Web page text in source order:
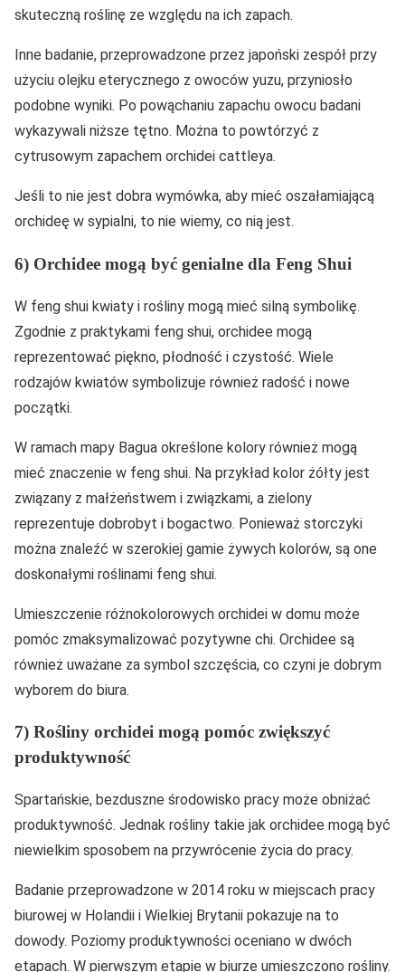
skuteczną roślinę ze względu na ich zapach.
Inne badanie, przeprowadzone przez japoński zespół przy
użyciu olejku eterycznego z owoców yuzu, przyniosło
podobne wyniki. Po powąchaniu zapachu owocu badani
wykazywali niższe tętno. Można to powtórzyć z
cytrusowym zapachem orchidei cattleya.
Jeśli to nie jest dobra wymówka, aby mieć oszałamiającą
orchideę w sypialni, to nie wiemy, co nią jest.
6) Orchidee mogą być genialne dla Feng Shui
W feng shui kwiaty i rośliny mogą mieć silną symbolikę.
Zgodnie z praktykami feng shui, orchidee mogą
reprezentować piękno, płodność i czystość. Wiele
rodzajów kwiatów symbolizuje również radość i nowe
początki.
W ramach mapy Bagua określone kolory również mogą
mieć znaczenie w feng shui. Na przykład kolor żółty jest
związany z małżeństwem i związkami, a zielony
reprezentuje dobrobyt i bogactwo. Ponieważ storczyki
można znaleźć w szerokiej gamie żywych kolorów, są one
doskonałymi roślinami feng shui.
Umieszczenie różnokolorowych orchidei w domu może
pomóc zmaksymalizować pozytywne chi. Orchidee są
również uważane za symbol szczęścia, co czyni je dobrym
wyborem do biura.
7) Rośliny orchidei mogą pomóc zwiększyć
produktywność
Spartańskie, bezduszne środowisko pracy może obniżać
produktywność. Jednak rośliny takie jak orchidee mogą być
niewielkim sposobem na przywrócenie życia do pracy.
Badanie przeprowadzone w 2014 roku w miejscach pracy
biurowej w Holandii i Wielkiej Brytanii pokazuje na to
dowody. Poziomy produktywności oceniano w dwóch
etapach. W pierwszym etapie w biurze umieszczono rośliny.